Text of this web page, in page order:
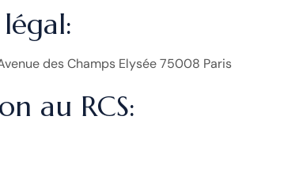
des Champs Elysée 75008 Paris
au RCS: